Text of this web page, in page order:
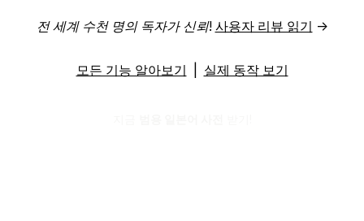
전 세계 수천 명의 독자가 신뢰! 사용자 리뷰 읽기 →
모든 기능 알아보기 실제 동작 보기